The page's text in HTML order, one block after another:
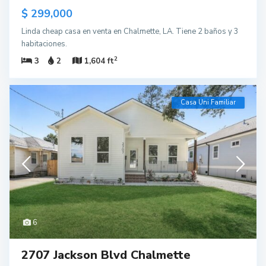
$ 299,000
Linda cheap casa en venta en Chalmette, LA. Tiene 2 baños y 3
habitaciones.
3
2 1,604 ft2
6
Casa Uni Familiar
2707 Jackson Blvd Chalmette